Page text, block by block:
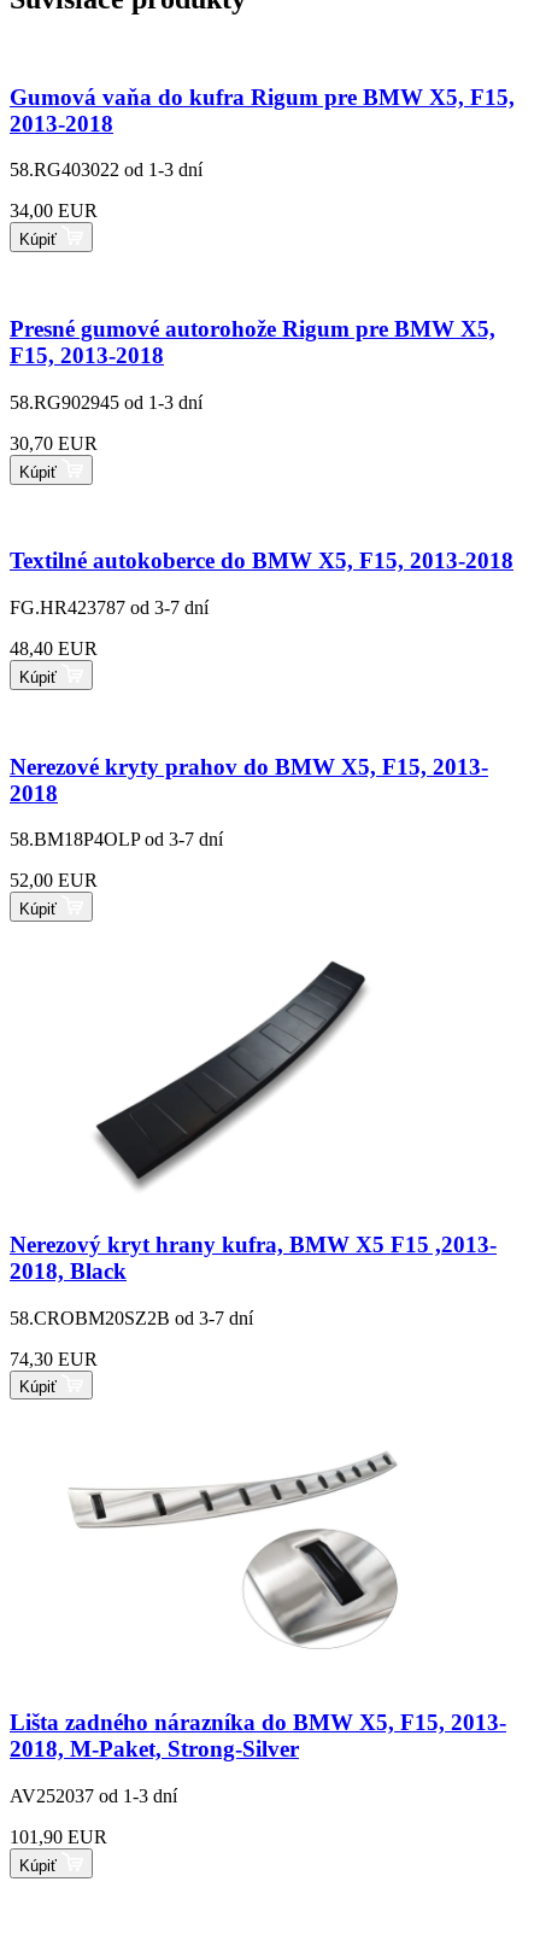
Gumová vaňa do kufra Rigum pre BMW X5, F15,
2013-2018
58.RG403022 od 1-3 dní
34,00 EUR
Kúpiť
Presné gumové autorohože Rigum pre BMW X5,
F15, 2013-2018
58.RG902945 od 1-3 dní
30,70 EUR
Kúpiť
Textilné autokoberce do BMW X5, F15, 2013-2018
FG.HR423787 od 3-7 dní
48,40 EUR
Kúpiť
Nerezové kryty prahov do BMW X5, F15, 2013-
2018
58.BM18P4OLP od 3-7 dní
52,00 EUR
Kúpiť
Nerezový kryt hrany kufra, BMW X5 F15 ,2013-
2018, Black
58.CROBM20SZ2B od 3-7 dní
74,30 EUR
Kúpiť
Lišta zadného nárazníka do BMW X5, F15, 2013-
2018, M-Paket, Strong-Silver
AV252037 od 1-3 dní
101,90 EUR
Kúpiť